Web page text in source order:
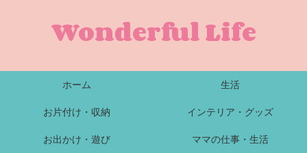
Wonderful Life
ホーム 生活
お片付け・収納 インテリア・グッズ
お出かけ・遊び ママの仕事・生活